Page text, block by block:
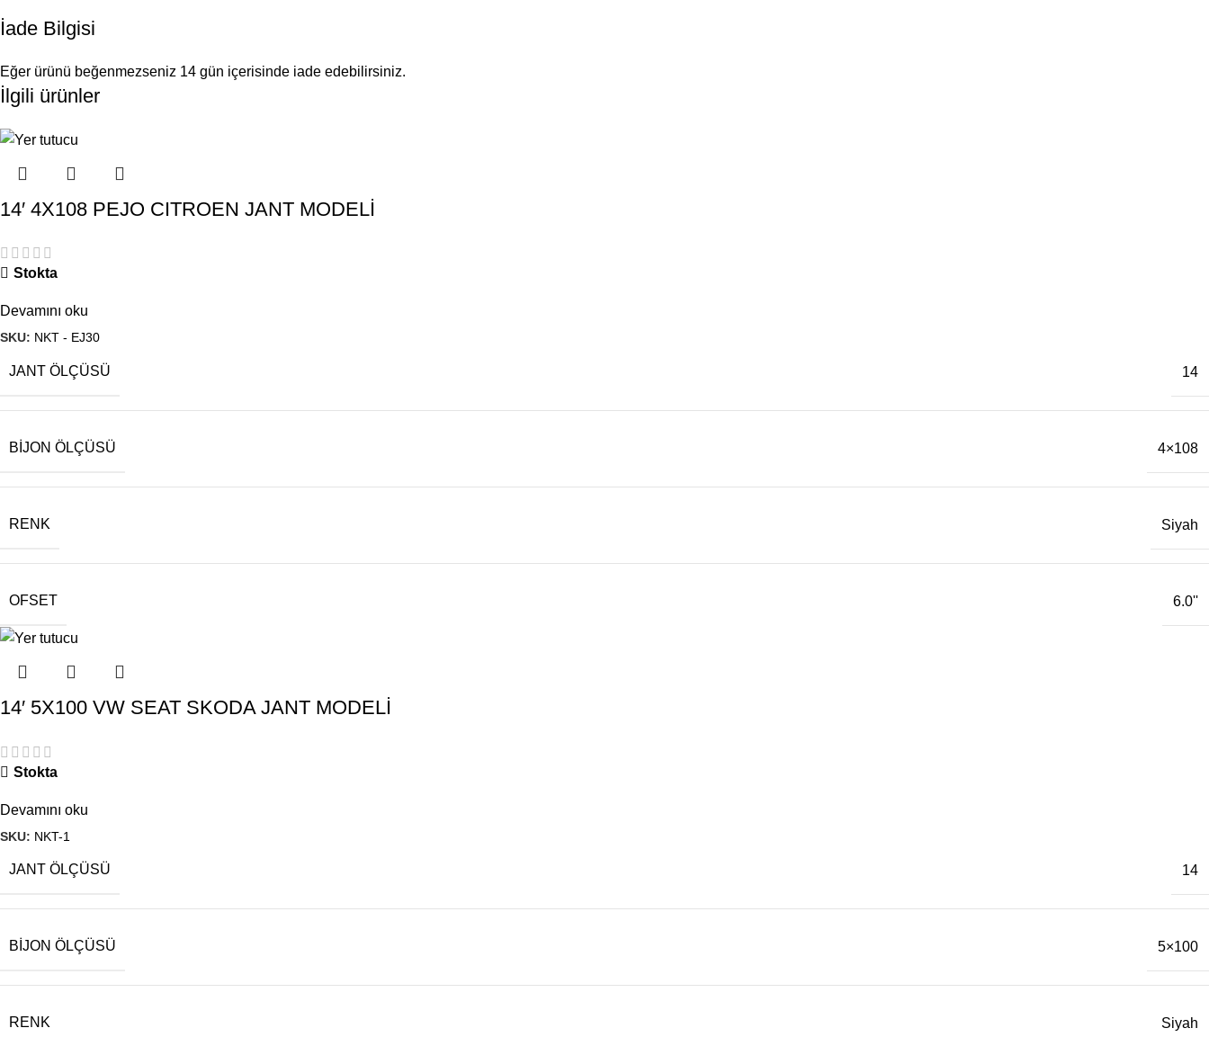
İade Bilgisi
Eğer ürünü beğenmezseniz 14 gün içerisinde iade edebilirsiniz.
İlgili ürünler
14′ 4X108 PEJO CITROEN JANT MODELİ
Stokta
Devamını oku
SKU: NKT - EJ30
JANT ÖLÇÜSÜ 14
BIJON ÖLÇÜSÜ 4×108
RENK Siyah
OFSET 6.0''
14′ 5X100 VW SEAT SKODA JANT MODELİ
Stokta
Devamını oku
SKU: NKT-1
JANT ÖLÇÜSÜ 14
BIJON ÖLÇÜSÜ 5×100
RENK Siyah